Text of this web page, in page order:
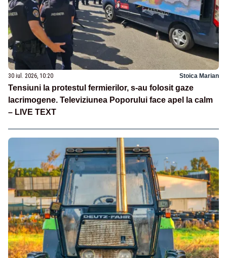
30 iul. 2026, 10:20 Stoica Marian
Tensiuni la protestul fermierilor, s-au folosit gaze
lacrimogene. Televiziunea Poporului face apel la calm
– LIVE TEXT